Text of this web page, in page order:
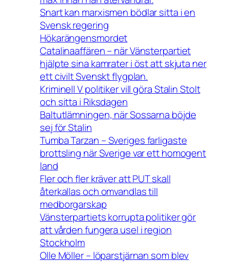
Snart kan marxismen bödlar sitta i en
Svensk regering
Hökarängensmordet
Catalinaaffären – när Vänsterpartiet
hjälpte sina kamrater i öst att skjuta ner
ett civilt Svenskt flygplan.
Kriminell V politiker vill göra Stalin Stolt
och sitta i Riksdagen
Baltutlämningen, när Sossarna böjde
sej för Stalin
Tumba Tarzan – Sveriges farligaste
brottsling när Sverige var ett homogent
land
Fler och fler kräver att PUT skall
återkallas och omvandlas till
medborgarskap
Vänsterpartiets korrupta politiker gör
att vården fungera usel i region
Stockholm
Olle Möller – löparstjärnan som blev